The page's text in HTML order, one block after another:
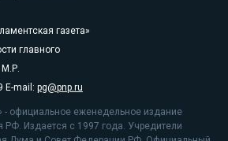
газета»
главного
М.Р.
E-mail: pg@pnp.ru
- официальное еженедельное издание
РФ. Издается с 1997 года. Учредители